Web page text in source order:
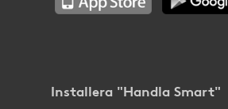
Installera "Handla Smart"